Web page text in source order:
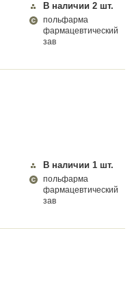
В наличии 2 шт.
польфарма
фармацевтический
зав
В наличии 1 шт.
польфарма
фармацевтический
зав